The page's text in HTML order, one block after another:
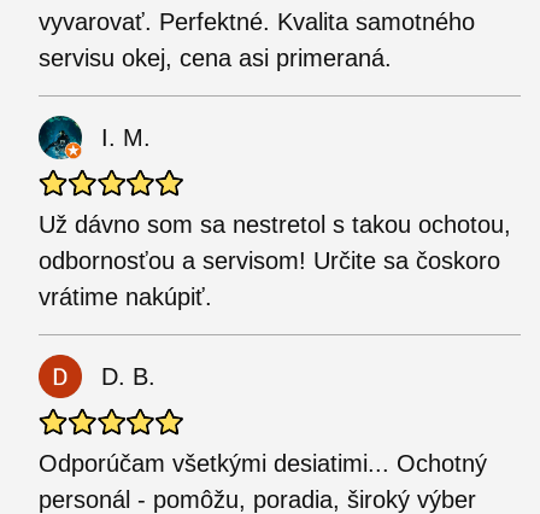
vyvarovať. Perfektné. Kvalita samotného
servisu okej, cena asi primeraná.
I. M.
Už dávno som sa nestretol s takou ochotou,
odbornosťou a servisom! Určite sa čoskoro
vrátime nakúpiť.
D. B.
Odporúčam všetkými desiatimi... Ochotný
personál - pomôžu, poradia, široký výber